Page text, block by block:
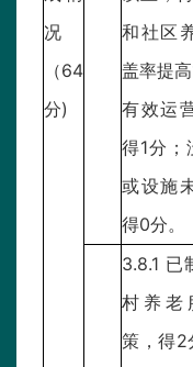
况
（64
分)
和社区
盖率提
有效运
得1分；
或设施
得0分。
3.8.1 已
村养老
策，得2